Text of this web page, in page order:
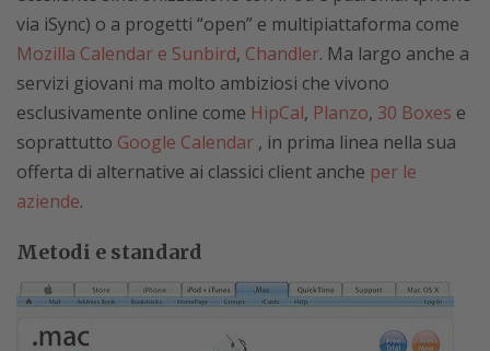
via iSync) o a progetti “open” e multipiattaforma come
Mozilla Calendar e Sunbird, Chandler. Ma largo anche a
servizi giovani ma molto ambiziosi che vivono
esclusivamente online come HipCal, Planzo, 30 Boxes e
soprattutto Google Calendar , in prima linea nella sua
offerta di alternative ai classici client anche per le
aziende.
Metodi e standard